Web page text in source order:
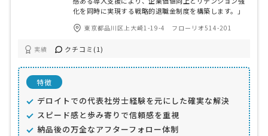
化を同時に実現する戦略的退職金制度を構築します。」
東京都品川区上大崎1-19-4 フローリオ514-201
実績 クチコミ(1)
特徴
デロイトでの代表社労士経験を元にした確実な解決
スピード感と歩み寄りで信頼感を重視
納品後の万全なアフターフォロー体制